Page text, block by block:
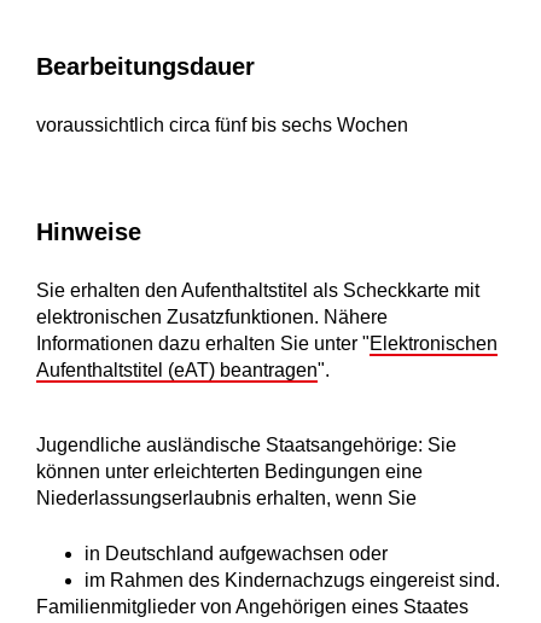
Bearbeitungsdauer
voraussichtlich circa fünf bis sechs Wochen
Hinweise
Sie erhalten den Aufenthaltstitel als Scheckkarte mit
elektronischen Zusatzfunktionen. Nähere
Informationen dazu erhalten Sie unter "Elektronischen
Aufenthaltstitel (eAT) beantragen".
Jugendliche ausländische Staatsangehörige: Sie
können unter erleichterten Bedingungen eine
Niederlassungserlaubnis erhalten, wenn Sie
in Deutschland aufgewachsen oder
im Rahmen des Kindernachzugs eingereist sind.
Familienmitglieder von Angehörigen eines Staates